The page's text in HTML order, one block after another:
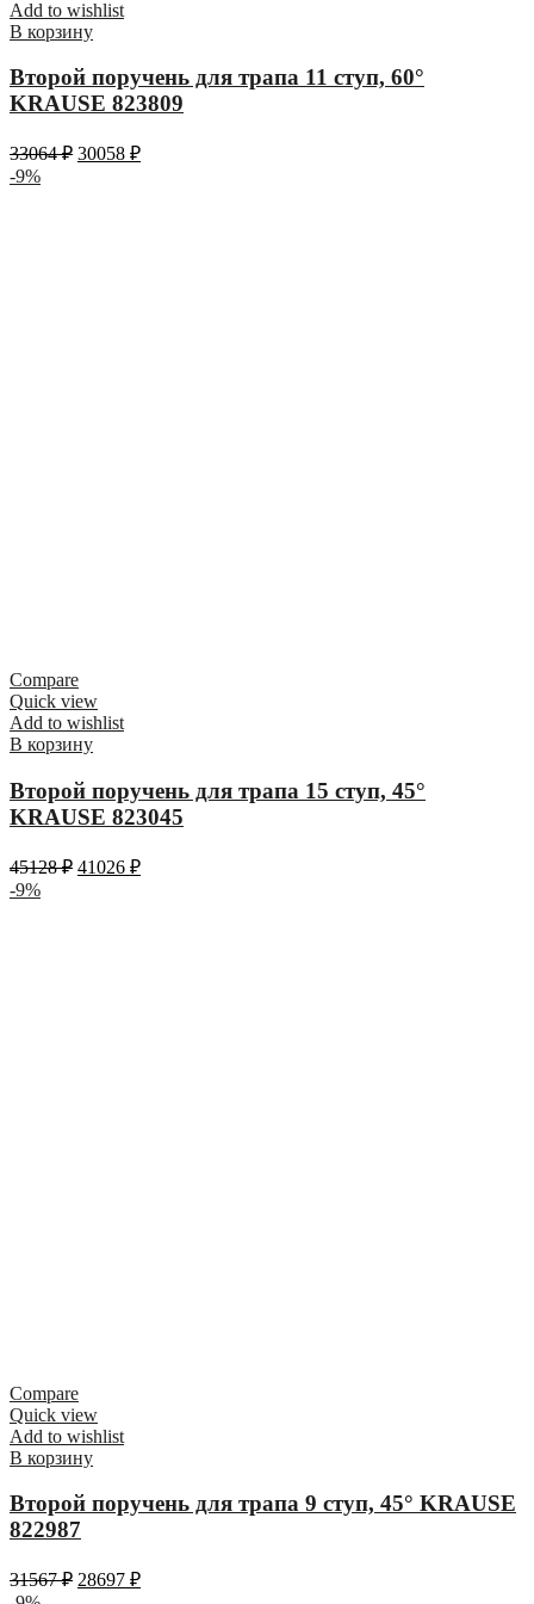
Add to wishlist
В корзину
Второй поручень для трапа 11 ступ, 60°
KRAUSE 823809
33064₽ 30058 ₽
-9%
Compare
Quick view
Add to wishlist
В корзину
Второй поручень для трапа 15 ступ, 45°
KRAUSE 823045
45128₽ 41026 ₽
-9%
Compare
Quick view
Add to wishlist
В корзину
Второй поручень для трапа 9 ступ, 45° KRAUSE
822987
31567₽ 28697 ₽